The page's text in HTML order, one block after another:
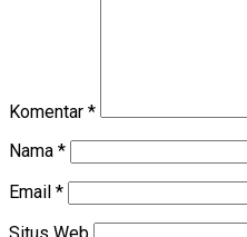
Komentar *
Nama *
Email *